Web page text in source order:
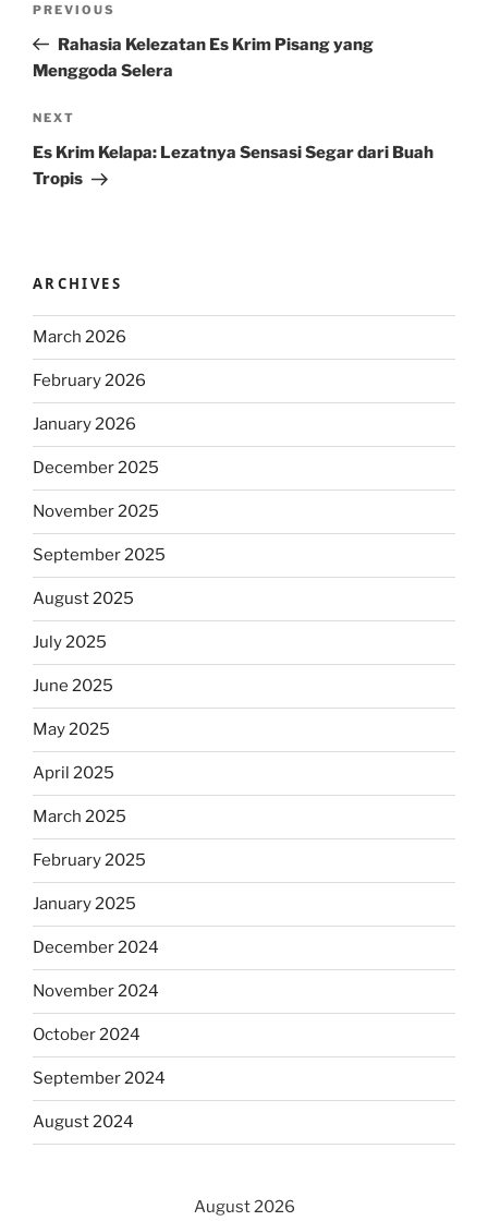
Previous
Post
PREVIOUS
Rahasia Kelezatan Es Krim Pisang yang
Menggoda Selera
Next
Post
NEXT
Es Krim Kelapa: Lezatnya Sensasi Segar dari Buah
Tropis
ARCHIVES
March 2026
February 2026
January 2026
December 2025
November 2025
September 2025
August 2025
July 2025
June 2025
May 2025
April 2025
March 2025
February 2025
January 2025
December 2024
November 2024
October 2024
September 2024
August 2024
August 2026